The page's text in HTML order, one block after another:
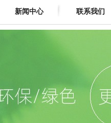
新闻中心 联系我们